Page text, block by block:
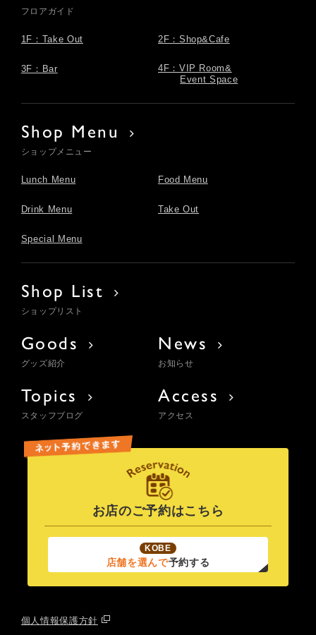
フロアガイド
1F：Take Out 2F：Shop&Cafe
3F：Bar
4F：VIP Room&
Event Space
Shop Menu
ショップメニュー
Lunch Menu Food Menu
Drink Menu Take Out
Special Menu
Shop List
ショップリスト
Goods
グッズ紹介
News
お知らせ
Topics
スタッフブログ
Access
アクセス
お店のご予約はこちら
KOBE
店舗を選んで予約する
個人情報保護方針